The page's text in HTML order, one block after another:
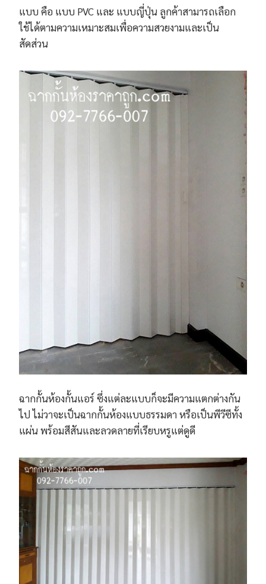
แบบ คือ แบบ PVC และ แบบญี่ปุ่น ลูกค้าสามารถเลือก
ใช้ได้ตามความเหมาะสมเพื่อความสวยงามและเป็น
สัดส่วน
ฉากกั้นห้องกั้นแอร์ ซึ่งแต่ละแบบก็จะมีความแตกต่างกัน
ไป ไม่วาจะเป็นฉากกั้นห้องแบบธรรมดา หรือเป็นพีวีซีทั้ง
แผ่น พร้อมสีสันและลวดลายที่เรียบหรูแต่ดูดี